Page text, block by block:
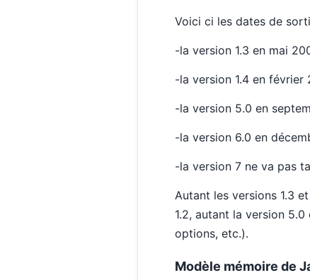
Voici ci les dates de
-la version 1.3 en mai
-la version 1.4 en février
-la version 5.0 en
-la version 6.0 en
-la version 7 ne va pas
Autant les versions 1.3
1.2, autant la version
options, etc.).
Modèle mémoire de